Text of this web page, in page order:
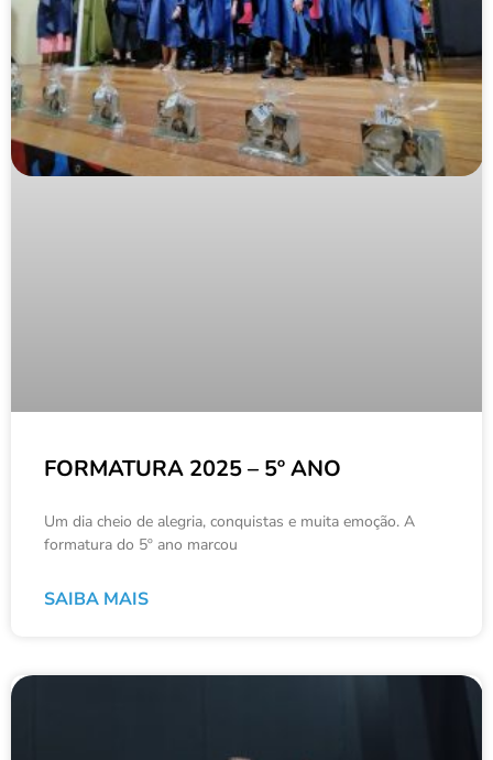
FORMATURA 2025 – 5º ANO
Um dia cheio de alegria, conquistas e muita emoção. A
formatura do 5º ano marcou
SAIBA MAIS